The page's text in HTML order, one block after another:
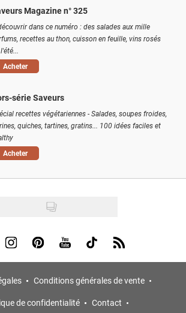
Magazine n° 325
dans ce numéro : des salades aux mille
recettes au thon, cuisson en feuille, vins rosés
Acheter
série Saveurs
recettes végétariennes - Salades, soupes froides,
quiches, tartines, gratins... 100 idées faciles et
Acheter
on Facebook
Visit us on Instagram
Visit us on Pinterest
Visit us on Youtube
Visit us on Tiktok
Visit us on Rss
Conditions générales de vente
de confidentialité
Contact